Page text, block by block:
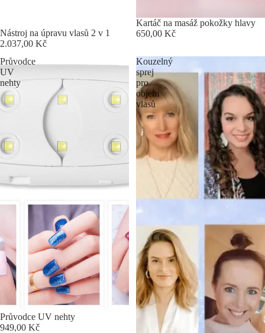
Nástroj na úpravu vlasů 2 v 1
2.037,00 Kč
Kartáč na masáž pokožky hlavy
650,00 Kč
Průvodce
UV
nehty
Průvodce UV nehty
949,00 Kč
Kouzelný
sprej
pro
objem
vlasů